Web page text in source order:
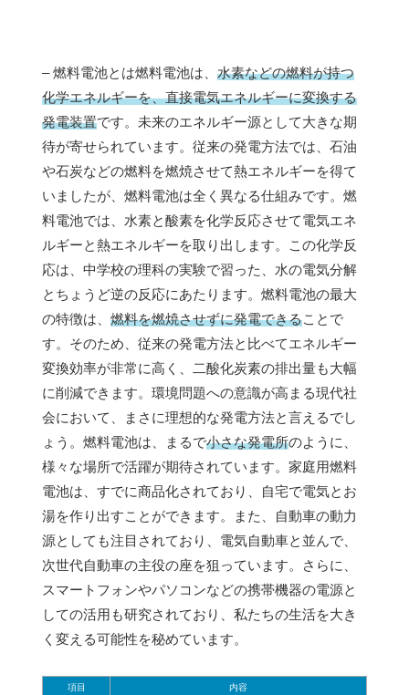
– 燃料電池とは燃料電池は、 水素などの燃料が持つ
化学エネルギーを、直接電気エネルギーに変換する
発電装置です。未来のエネルギー源として大きな期
待が寄せられています。従来の発電方法では、石油
や石炭などの燃料を燃焼させて熱エネルギーを得て
いましたが、燃料電池は全く異なる仕組みです。燃
料電池では、水素と酸素を化学反応させて電気エネ
ルギーと熱エネルギーを取り出します。この化学反
応は、中学校の理科の実験で習った、水の電気分解
とちょうど逆の反応にあたります。燃料電池の最大
の特徴は、 燃料を燃焼させずに発電できることで
す。そのため、従来の発電方法と比べてエネルギー
変換効率が非常に高く、二酸化炭素の排出量も大幅
に削減できます。環境問題への意識が高まる現代社
会において、まさに理想的な発電方法と言えるでし
ょう。燃料電池は、まるで小さな発電所のように、
様々な場所で活躍が期待されています。家庭用燃料
電池は、すでに商品化されており、自宅で電気とお
湯を作り出すことができます。また、自動車の動力
源としても注目されており、電気自動車と並んで、
次世代自動車の主役の座を狙っています。さらに、
スマートフォンやパソコンなどの携帯機器の電源と
しての活用も研究されており、私たちの生活を大き
く変える可能性を秘めています。
項目 内容